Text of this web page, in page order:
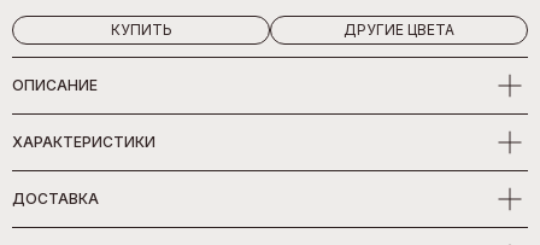
КУПИТЬ ДРУГИЕ ЦВЕТА
ОПИСАНИЕ
ХАРАКТЕРИСТИКИ
ДОСТАВКА